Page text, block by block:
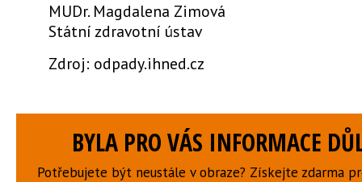
MUDr. Magdalena Zimová
Státní zdravotní ústav
Zdroj: odpady.ihned.cz
BYLA PRO VÁS INFORMACE
Potřebujete být neustále v obraze? Získejte zdarma